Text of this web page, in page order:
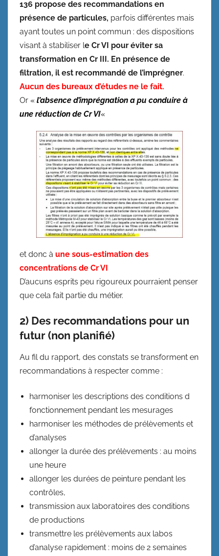
136 propose des recommandations en
présence de particules, parfois différentes mais
ayant toutes un point commun : des dispositions
visant à stabiliser le Cr VI pour éviter sa
transformation en Cr III. En présence de
filtration, il est recommandé de l’imprégner.
Aucun des bureaux d’études ne le fait.
Or « l’absence d’imprégnation a pu conduire à
une réduction de Cr VI«
et donc à une sous-estimation des
concentrations de Cr VI
D’aucuns esprits peu rigoureux pourraient penser
que cela fait partie du métier.
2) Des recommandations pour un
futur (non planifié)
Au fil du rapport, des constats se transforment en
recommandations à respecter comme :
harmoniser les descriptions des conditions d
fonctionnement pendant les mesurages
harmoniser les méthodes de prélèvements et
d’analyses
allonger la durée des prélèvements : au moins
une heure
allonger les durées de peinture pendant les
contrôles,
transmission aux laboratoires des conditions
de productions
transmettre les prélèvements aux labos
d’analyse rapidement : moins de 2 semaines